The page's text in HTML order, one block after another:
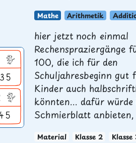
Mathe Arithmetik
hier jetzt noch einmal
Rechenspraziergänge
100, die ich für den
Schuljahresbeginn gut
Kinder auch
könnten... dafür
Schmierblatt anbieten,
Material Klasse 2 Klasse